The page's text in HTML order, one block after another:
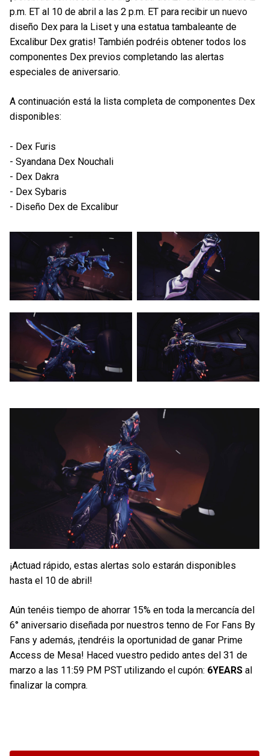
p.m. ET al 10 de abril a las 2 p.m. ET para recibir un nuevo
diseño Dex para la Liset y una estatua tambaleante de
Excalibur Dex gratis! También podréis obtener todos los
componentes Dex previos completando las alertas
especiales de aniversario.
A continuación está la lista completa de componentes Dex
disponibles:
- Dex Furis
- Syandana Dex Nouchali
- Dex Dakra
- Dex Sybaris
- Diseño Dex de Excalibur
¡Actuad rápido, estas alertas solo estarán disponibles
hasta el 10 de abril!
Aún tenéis tiempo de ahorrar 15% en toda la mercancía del
6° aniversario diseñada por nuestros tenno de For Fans By
Fans y además, ¡tendréis la oportunidad de ganar Prime
Access de Mesa! Haced vuestro pedido antes del 31 de
marzo a las 11:59 PM PST utilizando el cupón: 6YEARS al
finalizar la compra.